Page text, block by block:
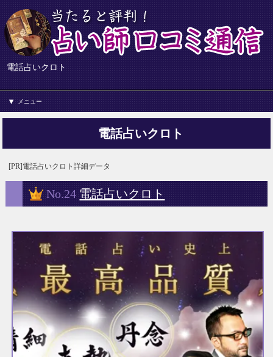
電話占いクロト
メニュー
電話占いクロト
[PR]電話占いクロト詳細データ
No.24 電話占いクロト